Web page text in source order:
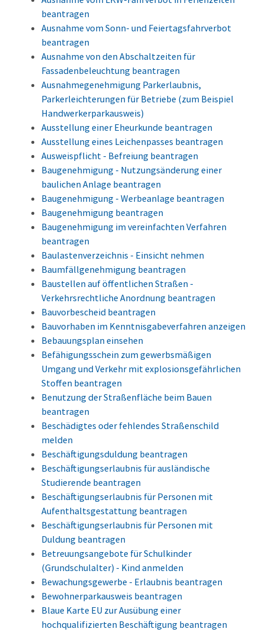
beantragen
Ausnahme vom Sonn- und Feiertagsfahrverbot
beantragen
Ausnahme von den Abschaltzeiten für
Fassadenbeleuchtung beantragen
Ausnahmegenehmigung Parkerlaubnis,
Parkerleichterungen für Betriebe (zum Beispiel
Handwerkerparkausweis)
Ausstellung einer Eheurkunde beantragen
Ausstellung eines Leichenpasses beantragen
Ausweispflicht - Befreiung beantragen
Baugenehmigung - Nutzungsänderung einer
baulichen Anlage beantragen
Baugenehmigung - Werbeanlage beantragen
Baugenehmigung beantragen
Baugenehmigung im vereinfachten Verfahren
beantragen
Baulastenverzeichnis - Einsicht nehmen
Baumfällgenehmigung beantragen
Baustellen auf öffentlichen Straßen -
Verkehrsrechtliche Anordnung beantragen
Bauvorbescheid beantragen
Bauvorhaben im Kenntnisgabeverfahren anzeigen
Bebauungsplan einsehen
Befähigungsschein zum gewerbsmäßigen
Umgang und Verkehr mit explosionsgefährlichen
Stoffen beantragen
Benutzung der Straßenfläche beim Bauen
beantragen
Beschädigtes oder fehlendes Straßenschild
melden
Beschäftigungsduldung beantragen
Beschäftigungserlaubnis für ausländische
Studierende beantragen
Beschäftigungserlaubnis für Personen mit
Aufenthaltsgestattung beantragen
Beschäftigungserlaubnis für Personen mit
Duldung beantragen
Betreuungsangebote für Schulkinder
(Grundschulalter) - Kind anmelden
Bewachungsgewerbe - Erlaubnis beantragen
Bewohnerparkausweis beantragen
Blaue Karte EU zur Ausübung einer
hochqualifizierten Beschäftigung beantragen